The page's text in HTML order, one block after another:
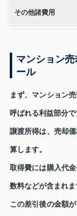
その他諸費用
マンション
ール
まず、マンション
呼ばれる利益部分で
譲渡所得は、売却
算します。
取得費には購入代
数料などが含まれま
この差引後の金額